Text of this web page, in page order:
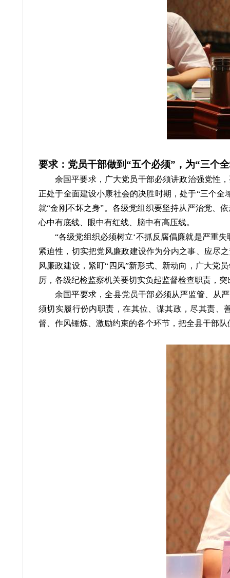
要求：党员干部做到“五个必须”，为“三个
余国平要求，广大党员干部必须讲政治强党性
正处于全面建设小康社会的决胜时期，处于“三个
就“金刚不坏之身”。各级党组织要坚持从严治党、
心中有底线、眼中有红线、脑中有高压线。
“各级党组织必须树立‘不抓反腐倡廉就是严重
紧迫性，切实把党风廉政建设作为分内之事、应尽
风廉政建设，紧盯“四风”新形式、新动向，广大党
厉，各级纪检监察机关要切实负起监督检查职责，
余国平要求，全县党员干部必须从严监管、从
须切实履行份内职责，在其位、谋其政，尽其责、
督、作风锤炼、激励约束的各个环节，把全县干部